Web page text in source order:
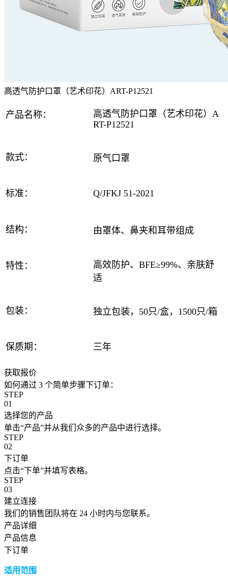
高透气防护口罩（艺术印花）ART-P12521
产品名称 ：
高透气防护口罩（艺术印花）A
RT-P12521
款式： 原气口罩
标准： Q/JFKJ 51-2021
结构： 由罩体、鼻夹和耳带组成
特性：
高效防护、BFE≥99%、亲肤舒
适
包装： 独立包装，50只/盒，1500只/箱
保质期： 三年
获取报价
如何通过 3 个简单步骤下订单：
STEP
01
选择您的产品
单击“产品”并从我们众多的产品中进行选择。
STEP
02
下订单
点击“下单”并填写表格。
STEP
03
建立连接
我们的销售团队将在 24 小时内与您联系。
产品详细
产品信息
下订单
适用范围